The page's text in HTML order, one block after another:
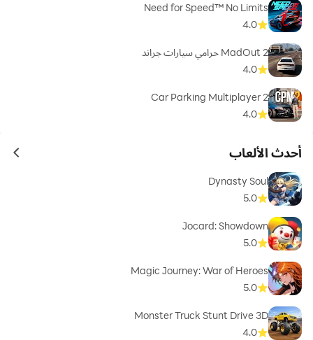
Need for Speed™ No Limits
4.0
MadOut 2 حرامي سيارات جراند
4.0
Car Parking Multiplayer 2
4.0
أحدث الألعاب
Dynasty Soul
5.0
Jocard: Showdown
5.0
Magic Journey: War of Heroes
5.0
Monster Truck Stunt Drive 3D
4.0